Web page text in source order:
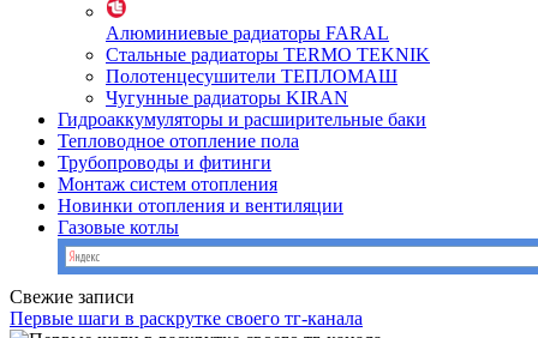
Алюминиевые радиаторы FARAL
Стальные радиаторы TERMO TEKNIK
Полотенцесушители ТЕПЛОМАШ
Чугунные радиаторы KIRAN
Гидроаккумуляторы и расширительные баки
Тепловодное отопление пола
Трубопроводы и фитинги
Монтаж систем отопления
Новинки отопления и вентиляции
Газовые котлы
Свежие записи
Первые шаги в раскрутке своего тг-канала